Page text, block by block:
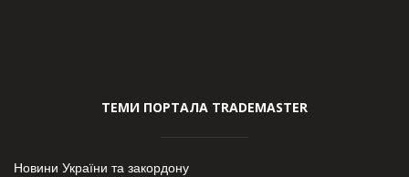
ТЕМИ ПОРТАЛА TRADEMASTER
Новини України та закордону